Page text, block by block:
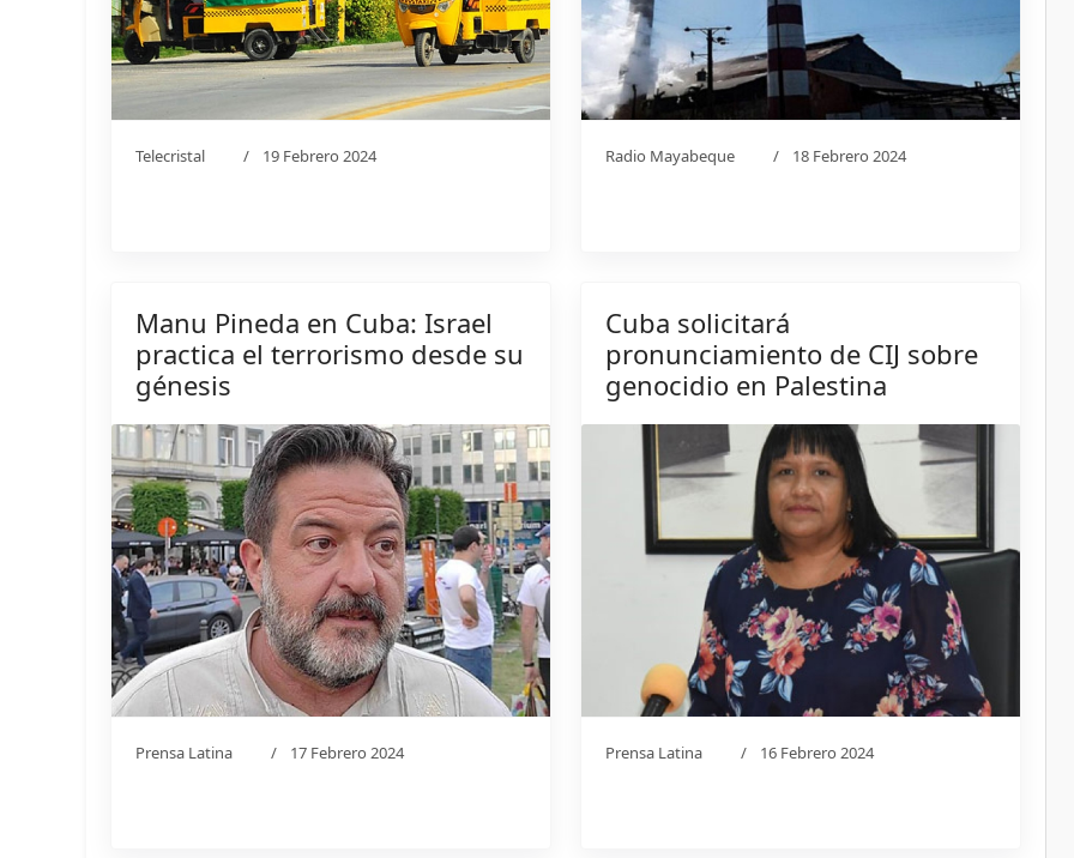
Telecristal 19 Febrero 2024 Radio Mayabeque 18 Febrero 2024
Manu Pineda en Cuba: Israel
practica el terrorismo desde su
génesis
Prensa Latina 17 Febrero 2024
Cuba solicitará
pronunciamiento de CIJ sobre
genocidio en Palestina
Prensa Latina 16 Febrero 2024